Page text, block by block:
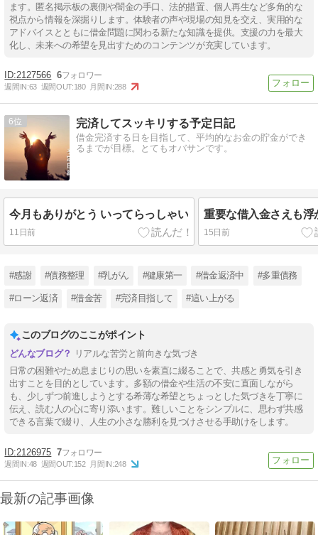
ます。匿名掲示板の裏側や闇金の手口、法的措置、個人再生など多角的な
視点から情報を深掘りします。体験者の声や現場の知見を交え、実用的な
アドバイスとともに借金問題に関わる新たな知識を提供。支援の力を最大
化し、未来への希望を見出すためのコンテンツが充実しています。
2127566 6
週間IN:63 週間OUT:180 月間IN:288
6 完済してスッキリする予定日記
借金完済する日を目指して、平均的なお金の貯金ができ
るまでが目標。とてもオバサンです。
今月もありがとう いってらっしゃい
11日前
重要な借入金さえも浮
15日前
#感謝 #債務整理 #乳がん #健康第一 #借金返済中 #多重債務
#ローン返済 #借金苦 #完済目指して #這い上がる
このブログのここがポイント
リアルな苦労と前向きな気づき
日常の困難やため息まじりの思いを素直に綴ることで、共感と勇気を引き
出すことを目的としています。多額の借金や生活の不安に直面しながら
も、少しずつ前進しようとする希薄な希望とちょっとした気づきを丁寧に
伝え、読む人の心に寄り添います。難しいことをシンプルに、思わず共感
できる言葉で綴り、人生の小さな勝利を見つけさせる手助けをします。
2126975 7
週間IN:48 週間OUT:152 月間IN:248
最新の記事画像